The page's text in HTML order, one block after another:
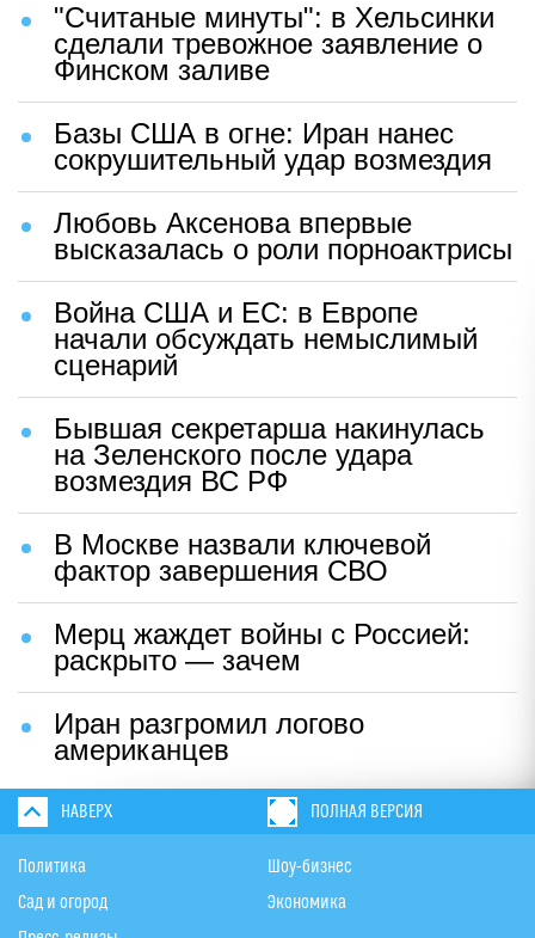
"Считаные минуты": в Хельсинки
сделали тревожное заявление о
Финском заливе
Базы США в огне: Иран нанес
сокрушительный удар возмездия
Любовь Аксенова впервые
высказалась о роли порноактрисы
Война США и ЕС: в Европе
начали обсуждать немыслимый
сценарий
Бывшая секретарша накинулась
на Зеленского после удара
возмездия ВС РФ
В Москве назвали ключевой
фактор завершения СВО
Мерц жаждет войны с Россией:
раскрыто — зачем
Иран разгромил логово
американцев
НАВЕРХ ПОЛНАЯ ВЕРСИЯ
Политика
Сад и огород
Шоу-бизнес
Экономика